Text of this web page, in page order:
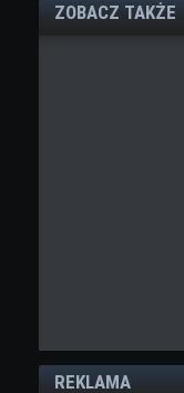
ZOBACZ TAKŻE
REKLAMA